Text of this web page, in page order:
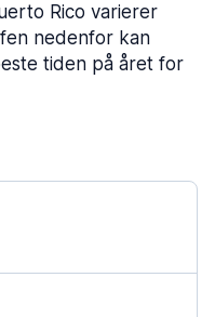
Rico varierer
nedenfor kan
tiden på året for